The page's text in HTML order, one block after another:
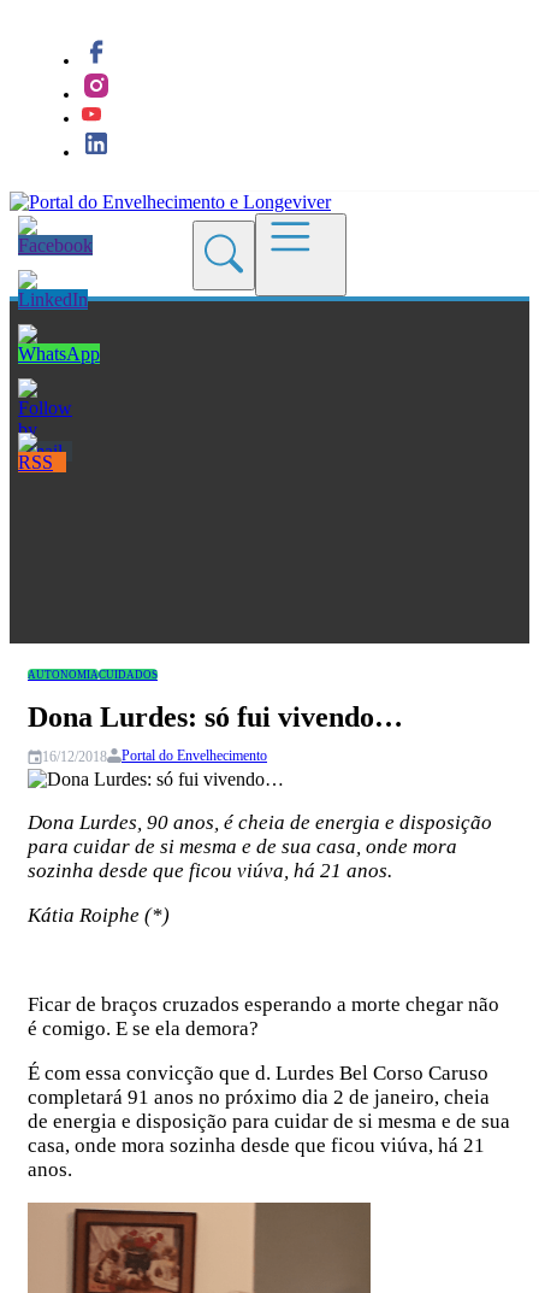
Blogs
AUTONOMIACUIDADOS
Dona Lurdes: só fui vivendo…
16/12/2018 Portal do Envelhecimento
Dona Lurdes, 90 anos, é cheia de energia e disposição
para cuidar de si mesma e de sua casa, onde mora
sozinha desde que ficou viúva, há 21 anos.
Kátia Roiphe (*)
Ficar de braços cruzados esperando a morte chegar não
é comigo. E se ela demora?
É com essa convicção que d. Lurdes Bel Corso Caruso
completará 91 anos no próximo dia 2 de janeiro, cheia
de energia e disposição para cuidar de si mesma e de sua
casa, onde mora sozinha desde que ficou viúva, há 21
anos.